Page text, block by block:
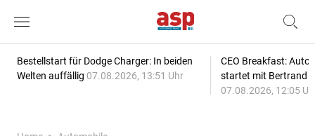
Bestellstart für Dodge Charger: In beiden
Welten auffällig 07.08.2026, 13:51 Uhr
CEO Breakfast:
startet mit Bertrand
07.08.2026, 12:05